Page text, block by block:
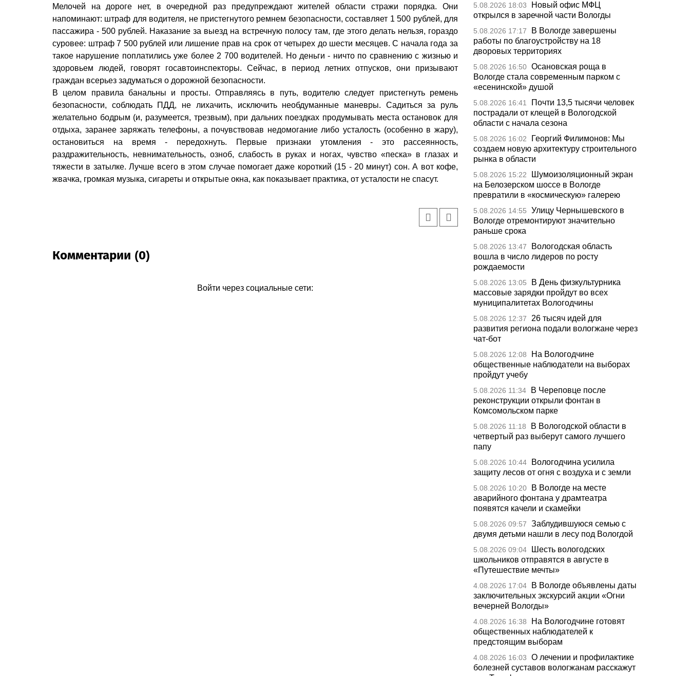
Мелочей на дороге нет, в очередной раз предупреждают жителей области стражи порядка. Они
напоминают: штраф для водителя, не пристегнутого ремнем безопасности, составляет 1 500 рублей, для
пассажира - 500 рублей. Наказание за выезд на встречную полосу там, где этого делать нельзя, гораздо
суровее: штраф 7 500 рублей или лишение прав на срок от четырех до шести месяцев. С начала года за
такое нарушение поплатились уже более 2 700 водителей. Но деньги - ничто по сравнению с жизнью и
здоровьем людей, говорят госавтоинспекторы. Сейчас, в период летних отпусков, они призывают
граждан всерьез задуматься о дорожной безопасности.
В целом правила банальны и просты. Отправляясь в путь, водителю следует пристегнуть ремень
безопасности, соблюдать ПДД, не лихачить, исключить необдуманные маневры. Садиться за руль
желательно бодрым (и, разумеется, трезвым), при дальних поездках продумывать места остановок для
отдыха, заранее заряжать телефоны, а почувствовав недомогание либо усталость (особенно в жару),
остановиться на время - передох­нуть. Первые признаки утомления - это рассеянность,
раздражительность, невнимательность, озноб, слабость в руках и ногах, чувство «песка» в глазах и
тяжести в затылке. Лучше всего в этом случае помогает даже короткий (15 - 20 минут) сон. А вот кофе,
жвачка, громкая музыка, сигареты и открытые окна, как показывает практика, от усталости не спасут.
Комментарии (0)
Войти через социальные сети:
5.08.2026 18:03
Новый офис МФЦ
открылся в заречной части Вологды
5.08.2026 17:17
В Вологде завершены
работы по благоустройству на 18
дворовых территориях
5.08.2026 16:50 Осановская роща в
Вологде стала современным парком с
«есенинской» душой
5.08.2026 16:41
Почти 13,5 тысячи человек
пострадали от клещей в Вологодской
области с начала сезона
5.08.2026 16:02
Георгий Филимонов: Мы
создаем новую архитектуру строительного
рынка в области
5.08.2026 15:22
Шумоизоляционный экран
на Белозерском шоссе в Вологде
превратили в «космическую» галерею
5.08.2026 14:55
Улицу Чернышевского в
Вологде отремонтируют значительно
раньше срока
5.08.2026 13:47
Вологодская область
вошла в число лидеров по росту
рождаемости
5.08.2026 13:05
В День физкультурника
массовые зарядки пройдут во всех
муниципалитетах Вологодчины
5.08.2026 12:37
26 тысяч идей для
развития региона подали вологжане через
чат-бот
5.08.2026 12:08
На Вологодчине
общественные наблюдатели на выборах
пройдут учебу
5.08.2026 11:34
В Череповце после
реконструкции открыли фонтан в
Комсомольском парке
5.08.2026 11:18
В Вологодской области в
четвертый раз выберут самого лучшего
папу
5.08.2026 10:44
Вологодчина усилила
защиту лесов от огня с воздуха и с земли
5.08.2026 10:20
В Вологде на месте
аварийного фонтана у драмтеатра
появятся качели и скамейки
5.08.2026 09:57
Заблудившуюся семью с
двумя детьми нашли в лесу под Вологдой
5.08.2026 09:04
Шесть вологодских
школьников отправятся в августе в
«Путешествие мечты»
4.08.2026 17:04
В Вологде объявлены даты
заключительных экскурсий акции «Огни
вечерней Вологды»
4.08.2026 16:38
На Вологодчине готовят
общественных наблюдателей к
предстоящим выборам
4.08.2026 16:03
О лечении и профилактике
болезней суставов вологжанам расскажут